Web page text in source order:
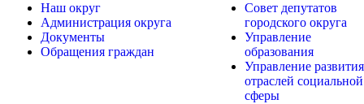
Наш округ
Администрация округа
Документы
Обращения граждан
Совет депутатов
городского округа
Управление
образования
Управление развития
отраслей социальной
сферы